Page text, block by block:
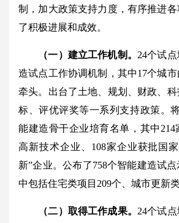
制，加大政策支持力度，有序推进
了积极进展和成效。
（一）建立工作机制。 24个试
造试点工作协调机制，其中17个城
牵头。出台了土地、规划、财政、
标、评优评奖等一系列支持政策。
能建造骨干企业培育名单，其中214
高新技术企业、108家企业获批国
新”企业。公布了758个智能建造试
中包括住宅类项目209个、城市更新类
（二）取得工作成果。 24个试